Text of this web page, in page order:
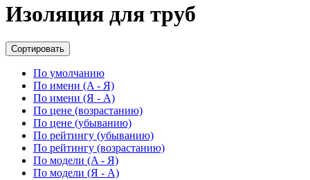
Изоляция для труб
Сортировать
По умолчанию
По имени (A - Я)
По имени (Я - A)
По цене (возрастанию)
По цене (убыванию)
По рейтингу (убыванию)
По рейтингу (возрастанию)
По модели (A - Я)
По модели (Я - A)